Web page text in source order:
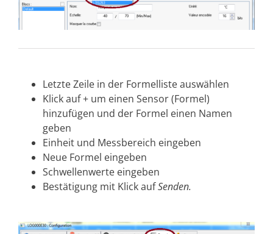
Letzte Zeile in der Formelliste auswählen
Klick auf + um einen Sensor (Formel)
hinzufügen und der Formel einen Namen
geben
Einheit und Messbereich eingeben
Neue Formel eingeben
Schwellenwerte eingeben
Bestätigung mit Klick aufSenden.